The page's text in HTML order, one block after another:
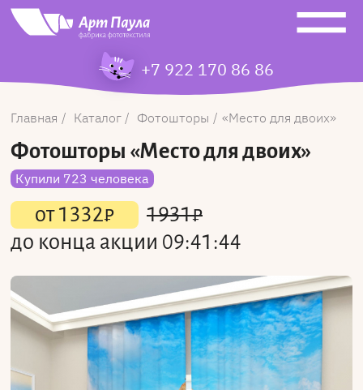
+7 922 170 86 86
Главная Каталог Фотошторы Место для двоих
Фотошторы «Место для двоих»
Купили 723 человека
от1332₽ 1931₽
до конца акции 09:41:44